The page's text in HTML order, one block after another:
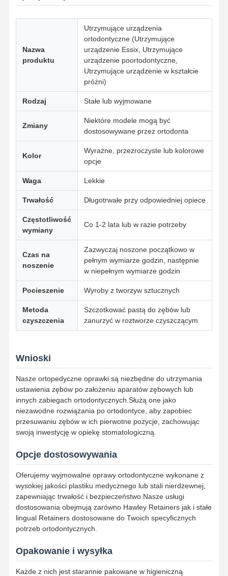
Skontaktuj
Się Z Nami
Aktualności
Wszystkie
Przypadki
Rozmawiaj
Teraz.
Protezy ceramiczne
sztylet implantu dentystycznego
Porcelana stopiona metalu
Most cyrkonowy
Zdejmowalne urządzenie ortodontyczne
elastyczne protezy częściowe
Metalowe protezy częściowe
Pełne protezy akrylowe
Opiekunowie przestrzeni dentystycznej
Urządzenia ortodontyczne
Elementy ustalające ortodontyczne
Szyna okluzyjna
Rozszerzacz ortodontyczny
Rozwiązania dla implantów dentystycznych
Nazwa
produktu
Utrzymujące urządzenia
ortodontyczne (Utrzymujące
urządzenie Essix, Utrzymujące
urządzenie poortodontyczne,
Utrzymujące urządzenie w kształcie
próżni)
Rodzaj Stałe lub wyjmowane
Zmiany
Niektóre modele mogą być
dostosowywane przez ortodonta
Kolor
Wyraźne, przezroczyste lub kolorowe
opcje
Waga Lekkie
Trwałość Długotrwałe przy odpowiedniej opiece
Częstotliwość
wymiany
Co 1-2 lata lub w razie potrzeby
Czas na
noszenie
Zazwyczaj noszone początkowo w
pełnym wymiarze godzin, następnie
w niepełnym wymiarze godzin
Pocieszenie Wyroby z tworzyw sztucznych
Metoda
czyszczenia
Szczotkować pastą do zębów lub
zanurzyć w roztworze czyszczącym
Wnioski
Nasze ortopedyczne oprawki są niezbędne do utrzymania
ustawienia zębów po założeniu aparatów zębowych lub
innych zabiegach ortodontycznych.Służą one jako
niezawodne rozwiązania po ortodontyce, aby zapobiec
przesuwaniu zębów w ich pierwotne pozycje, zachowując
swoją inwestycję w opiekę stomatologiczną.
Opcje dostosowywania
Oferujemy wyjmowalne oprawy ortodontyczne wykonane z
wysokiej jakości plastiku medycznego lub stali nierdzewnej,
zapewniając trwałość i bezpieczeństwo.Nasze usługi
dostosowania obejmują zarówno Hawley Retainers jak i stałe
lingual Retainers dostosowane do Twoich specyficznych
potrzeb ortodontycznych.
Opakowanie i wysyłka
Każde z nich jest starannie pakowane w higieniczną